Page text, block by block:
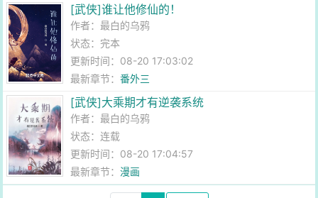
[武侠]谁让他修仙的！
作者：最白的乌鸦
状态：完本
更新时间：08-20 17:03:02
最新章节：番外三
[武侠]大乘期才有逆袭系统
作者：最白的乌鸦
状态：连载
更新时间：08-20 17:04:57
最新章节：漫画